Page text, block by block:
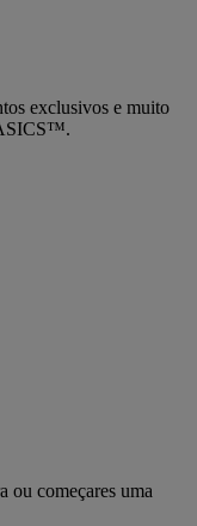
exclusivos e muito
ou começares uma